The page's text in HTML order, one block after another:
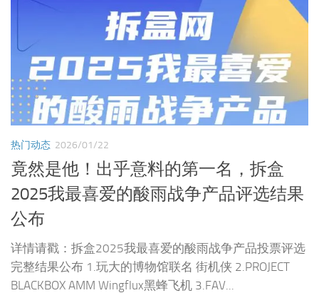
热门动态 2026/01/22
竟然是他！出乎意料的第一名，拆盒
2025我最喜爱的酸雨战争产品评选结果
公布
详情请戳：拆盒2025我最喜爱的酸雨战争产品投票评选
完整结果公布 1.玩大的博物馆联名 街机侠 2.PROJECT
BLACKBOX AMM Wingflux黑蜂飞机 3.FAV...